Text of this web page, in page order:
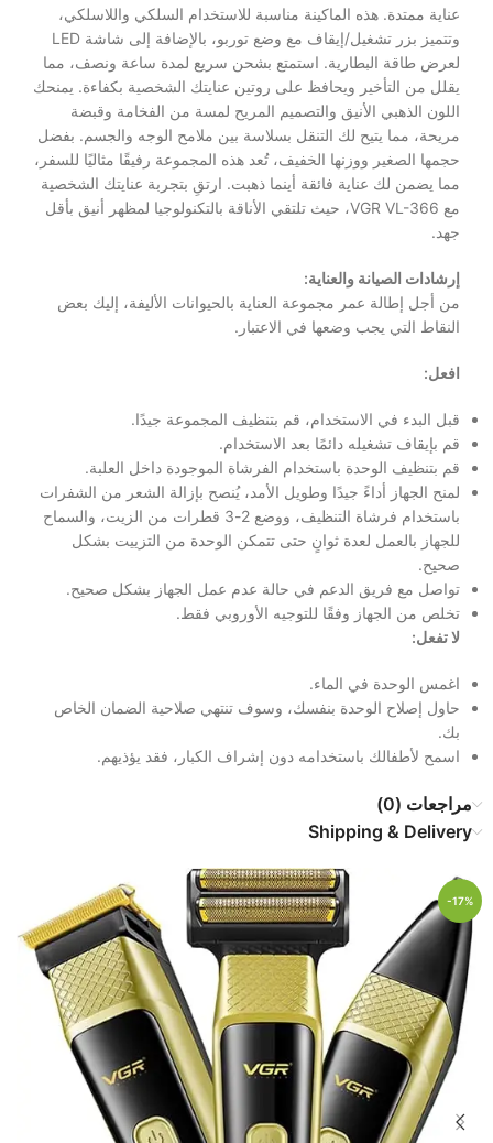
عناية ممتدة. هذه الماكينة مناسبة للاستخدام السلكي واللاسلكي،
وتتميز بزر تشغيل/إيقاف مع وضع توربو، بالإضافة إلى شاشة LED
لعرض طاقة البطارية. استمتع بشحن سريع لمدة ساعة ونصف، مما
يقلل من التأخير ويحافظ على روتين عنايتك الشخصية بكفاءة. يمنحك
اللون الذهبي الأنيق والتصميم المريح لمسة من الفخامة وقبضة
مريحة، مما يتيح لك التنقل بسلاسة بين ملامح الوجه والجسم. بفضل
حجمها الصغير ووزنها الخفيف، تُعد هذه المجموعة رفيقًا مثاليًا للسفر،
مما يضمن لك عناية فائقة أينما ذهبت. ارتقِ بتجربة عنايتك الشخصية
مع VGR VL-366، حيث تلتقي الأناقة بالتكنولوجيا لمظهر أنيق بأقل
جهد.
إرشادات الصيانة والعناية:
من أجل إطالة عمر مجموعة العناية بالحيوانات الأليفة، إليك بعض
النقاط التي يجب وضعها في الاعتبار.
افعل:
قبل البدء في الاستخدام، قم بتنظيف المجموعة جيدًا.
قم بإيقاف تشغيله دائمًا بعد الاستخدام.
قم بتنظيف الوحدة باستخدام الفرشاة الموجودة داخل العلبة.
لمنح الجهاز أداءً جيدًا وطويل الأمد، يُنصح بإزالة الشعر من الشفرات
باستخدام فرشاة التنظيف، ووضع 2-3 قطرات من الزيت، والسماح
للجهاز بالعمل لعدة ثوانٍ حتى تتمكن الوحدة من التزييت بشكل
صحيح.
تواصل مع فريق الدعم في حالة عدم عمل الجهاز بشكل صحيح.
تخلص من الجهاز وفقًا للتوجيه الأوروبي فقط.
لا تفعل:
اغمس الوحدة في الماء.
حاول إصلاح الوحدة بنفسك، وسوف تنتهي صلاحية الضمان الخاص
بك.
اسمح لأطفالك باستخدامه دون إشراف الكبار، فقد يؤذيهم.
مراجعات (0)
Shipping & Delivery
-17%